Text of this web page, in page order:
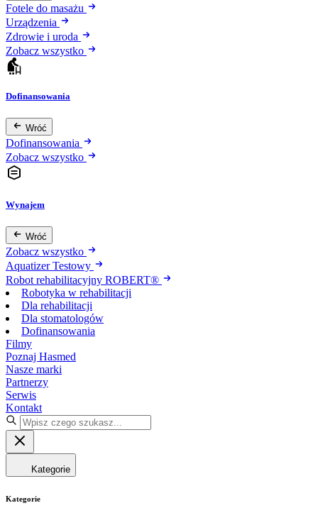
Fotele do masażu
Urządzenia
Zdrowie i uroda
Zobacz wszystko
Dofinansowania
Wróć
Dofinansowania
Zobacz wszystko
Wynajem
Wróć
Zobacz wszystko
Aquatizer Testowy
Robot rehabilitacyjny ROBERT®
Robotyka w rehabilitacji
Dla rehabilitacji
Dla stomatologów
Dofinansowania
Filmy
Poznaj Hasmed
Nasze marki
Partnerzy
Serwis
Kontakt
Kategorie
Kategorie